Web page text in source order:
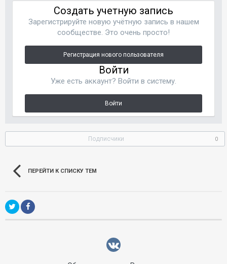
Создать учетную запись
Зарегистрируйте новую учётную запись в нашем
сообществе. Это очень просто!
Регистрация нового пользователя
Войти
Уже есть аккаунт? Войти в систему.
Войти
Подписчики 0
ПЕРЕЙТИ К СПИСКУ ТЕМ